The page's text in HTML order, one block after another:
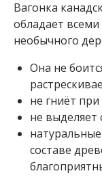
а
В
а
о
н
к
а
к
а
н
а
д
Вагонка
обладает
необычного
Она не
не гниёт
не выделяет
составе